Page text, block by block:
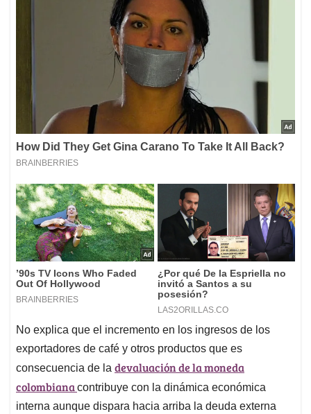
No explica que el incremento en los ingresos de los
exportadores de café y otros productos que es
consecuencia de la devaluación de la moneda
colombianacontribuye con la dinámica económica
interna aunque dispara hacia arriba la deuda externa